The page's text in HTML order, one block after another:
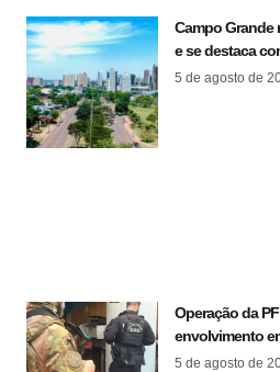
Campo Grande
e se destaca
5 de agosto de
Operação da
envolvimento
5 de agosto de